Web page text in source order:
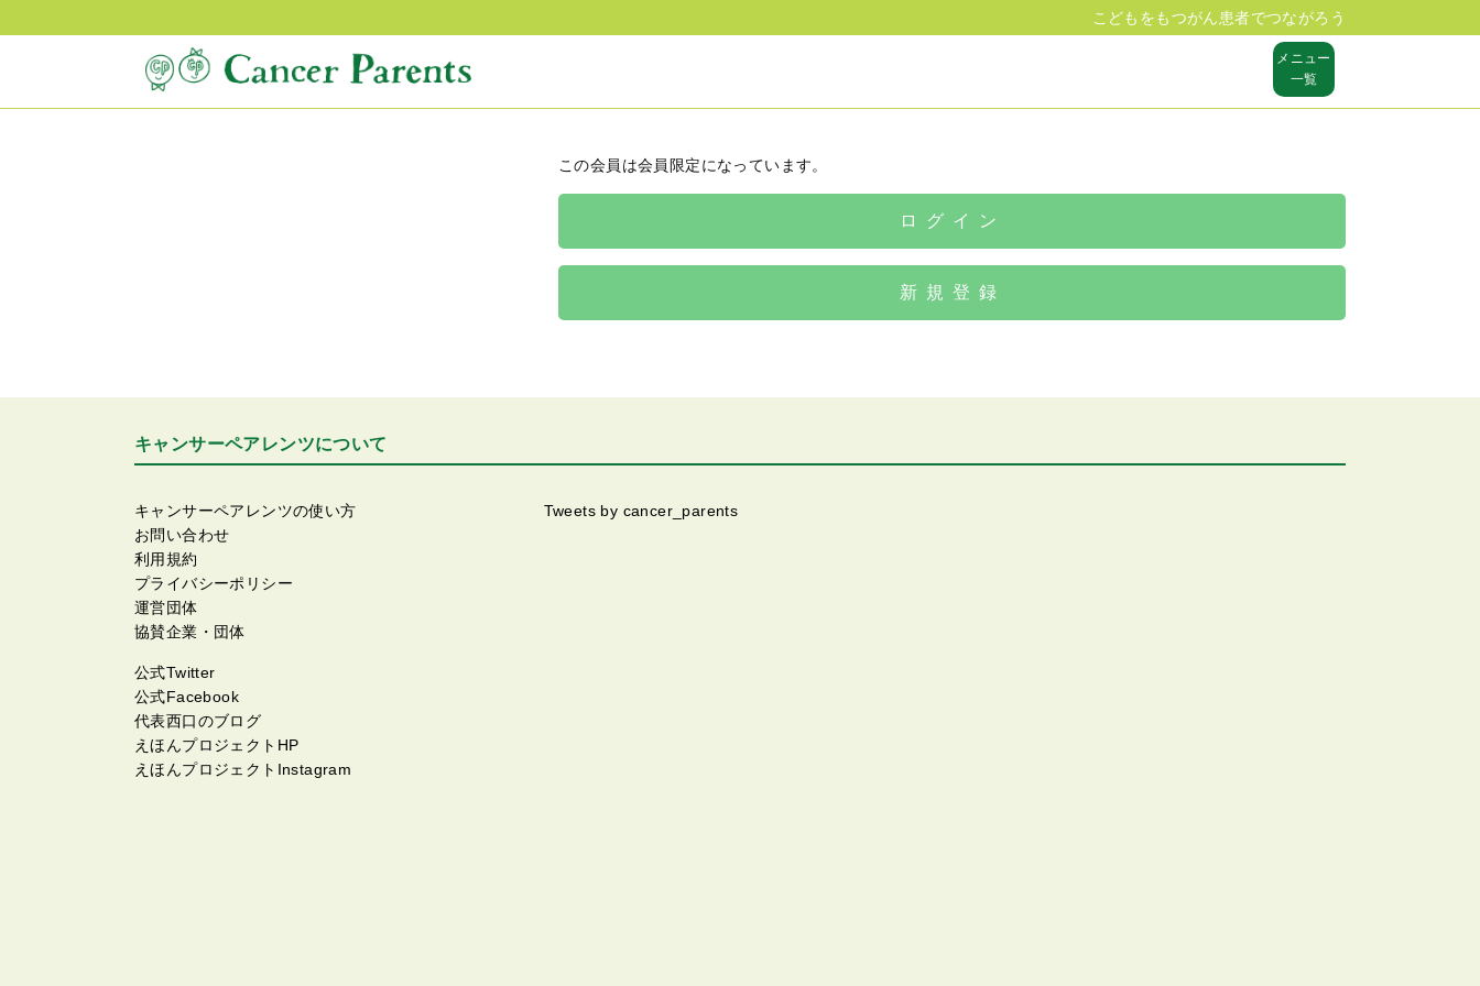
こどもをもつがん患者でつながろう
メニュー
一覧
この会員は会員限定になっています。
ログイン
新規登録
キャンサーペアレンツについて
キャンサーペアレンツの使い方
お問い合わせ
利用規約
プライバシーポリシー
運営団体
協賛企業・団体
公式Twitter
公式Facebook
代表西口のブログ
えほんプロジェクトHP
えほんプロジェクトInstagram
Tweets by cancer_parents